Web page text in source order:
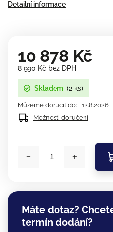
Detailní informace
10 878 Kč
8 990 Kč bez DPH
Skladem (2 ks)
Můžeme doručit do:
12.8.2026
Možnosti doručení
Máte dotaz?
termín dodání?